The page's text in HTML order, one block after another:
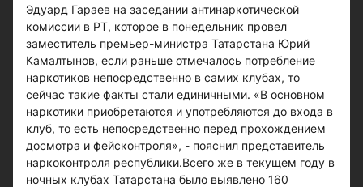
Эдуард Гараев на заседании антинаркотической
комиссии в РТ, которое в понедельник провел
заместитель премьер-министра Татарстана Юрий
Камалтынов, если раньше отмечалось потребление
наркотиков непосредственно в самих клубах, то
сейчас такие факты стали единичными. «В основном
наркотики приобретаются и употребляются до входа в
клуб, то есть непосредственно перед прохождением
досмотра и фейсконтроля», - пояснил представитель
наркоконтроля республики.Всего же в текущем году в
ночных клубах Татарстана было выявлено 160